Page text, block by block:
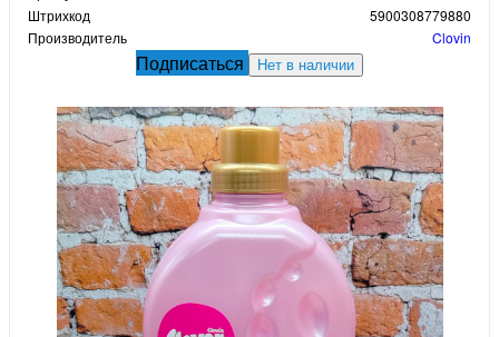
Штрихкод
5900308779880
Производитель
Clovin
Подписаться Нет в наличии